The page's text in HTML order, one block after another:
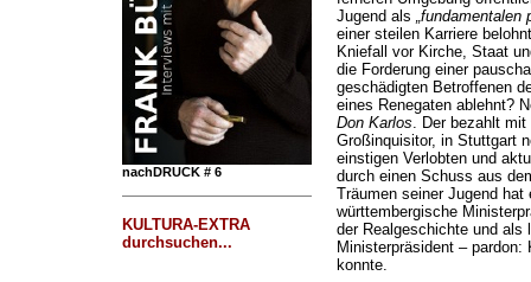
nachDRUCK # 6
KULTURA-EXTRA
durchsuchen...
Jugend als „fundamentalen
einer steilen Karriere
Kniefall vor Kirche, Staat
die Forderung einer
geschädigten Betroffenen
eines Renegaten ablehnt?
Don Karlos. Der bezahlt
Großinquisitor, in Stuttgart
einstigen Verlobten und
durch einen Schuss aus
Träumen seiner Jugend hat
württembergische
der Realgeschichte und als
Ministerpräsident – pardon:
konnte.